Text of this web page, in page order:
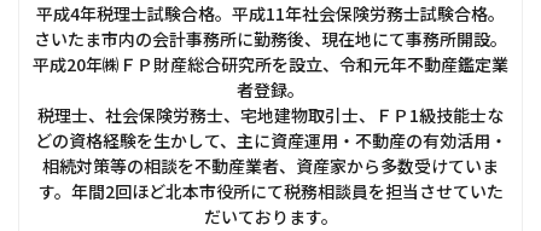
平成4年税理士試験合格。平成11年社会保険労務士試験合格。
さいたま市内の会計事務所に勤務後、現在地にて事務所開設。
平成20年㈱ＦＰ財産総合研究所を設立、令和元年不動産鑑定業
者登録。
税理士、社会保険労務士、宅地建物取引士、ＦＰ1級技能士な
どの資格経験を生かして、主に資産運用・不動産の有効活用・
相続対策等の相談を不動産業者、資産家から多数受けていま
す。年間2回ほど北本市役所にて税務相談員を担当させていた
だいております。